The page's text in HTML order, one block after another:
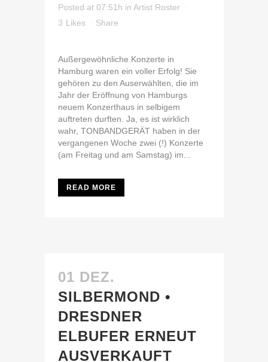
Posted at 07:51h in Artist Roster
3 Likes Share
Außergewöhnliche Konzerte in
Hamburg waren ein voller Erfolg! Sie
gehören zu den Auserwählten, die im
Jahr der Eröffnung von Hamburgs
neuem Konzerthaus in selbigem
auftreten durften. Ja, es ist wirklich
wahr, TONBANDGERÄT haben in der
vergangenen Woche zwei (!) Konzerte
(am Freitag und am Samstag) im...
READ MORE
01 DEZ.
SILBERMOND •
DRESDNER
ELBUFER ERNEUT
AUSVERKAUFT